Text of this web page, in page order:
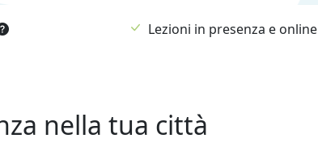
Lezioni in presenza e online
nella tua città